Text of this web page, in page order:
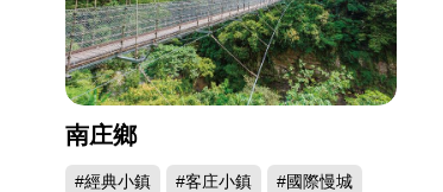
南庄鄉
#經典小鎮 #客庄小鎮 #國際慢城